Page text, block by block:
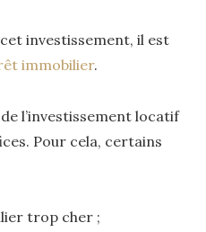
investissement, il est
immobilier.
l’investissement locatif
Pour cela, certains
trop cher ;